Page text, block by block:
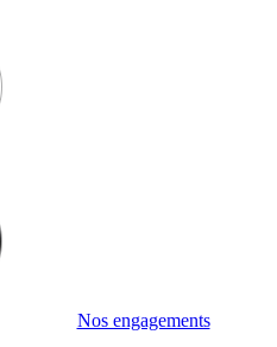
Nos engagements